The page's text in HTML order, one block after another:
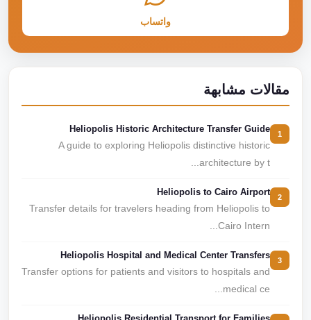
واتساب
مقالات مشابهة
Heliopolis Historic Architecture Transfer Guide
A guide to exploring Heliopolis distinctive historic
architecture by t...
Heliopolis to Cairo Airport
Transfer details for travelers heading from Heliopolis to
Cairo Intern...
Heliopolis Hospital and Medical Center Transfers
Transfer options for patients and visitors to hospitals and
medical ce...